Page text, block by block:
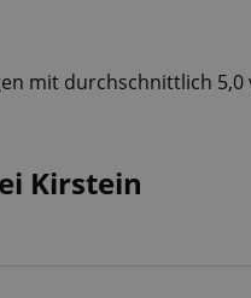
mit durchschnittlich 5,0
Kirstein